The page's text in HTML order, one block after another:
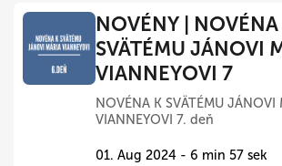
NOVÉNY | NOVÉNA
SVÄTÉMU JÁNOVI
VIANNEYOVI 7
NOVÉNA K SVÄTÉMU JÁNOVI
VIANNEYOVI 7. deň
01. Aug 2024 - 6 min 57 sek